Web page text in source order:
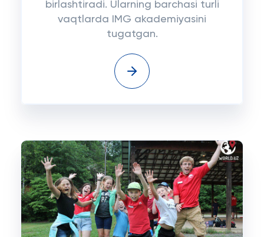
birlashtiradi. Ularning barchasi turli
vaqtlarda IMG akademiyasini
tugatgan.